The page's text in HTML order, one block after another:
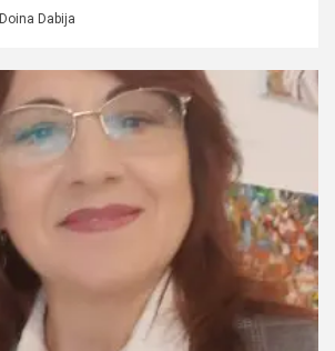
Doina Dabija